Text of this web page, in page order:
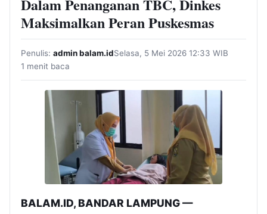
Dalam Penanganan TBC, Dinkes
Maksimalkan Peran Puskesmas
Penulis: admin balam.idSelasa, 5 Mei 2026 12:33 WIB
1 menit baca
BALAM.ID, BANDAR LAMPUNG —